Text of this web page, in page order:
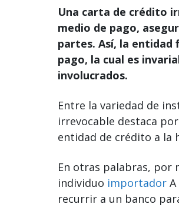
Una carta de crédito
medio de pago,
partes. Así, la entidad
pago, la cual es
involucrados.
Entre la variedad de
irrevocable destaca
entidad de crédito a la
En otras palabras, por
individuo importador
recurrir a un banco